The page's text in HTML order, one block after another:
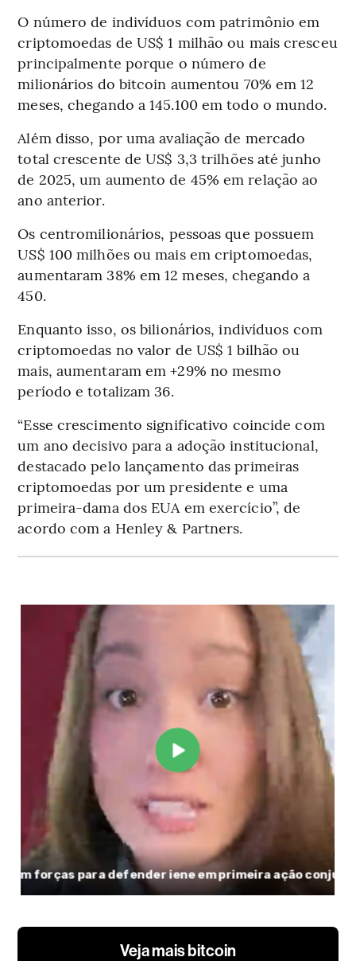
O número de indivíduos com patrimônio em
criptomoedas de US$ 1 milhão ou mais cresceu
principalmente porque o número de
milionários do bitcoin aumentou 70% em 12
meses, chegando a 145.100 em todo o mundo.
Além disso, por uma avaliação de mercado
total crescente de US$ 3,3 trilhões até junho
de 2025, um aumento de 45% em relação ao
ano anterior.
Os centromilionários, pessoas que possuem
US$ 100 milhões ou mais em criptomoedas,
aumentaram 38% em 12 meses, chegando a
450.
Enquanto isso, os bilionários, indivíduos com
criptomoedas no valor de US$ 1 bilhão ou
mais, aumentaram em +29% no mesmo
período e totalizam 36.
“Esse crescimento significativo coincide com
um ano decisivo para a adoção institucional,
destacado pelo lançamento das primeiras
criptomoedas por um presidente e uma
primeira-dama dos EUA em exercício”, de
acordo com a Henley & Partners.
Veja mais bitcoin